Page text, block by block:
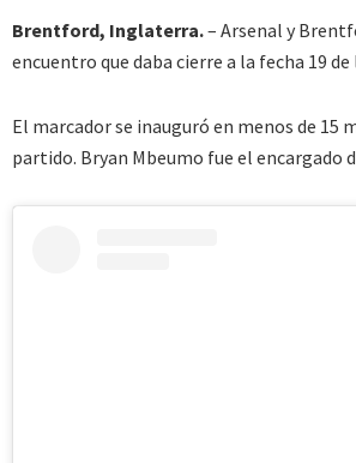
Brentford, Inglaterra.– Arsenal y
encuentro que daba cierre a la fecha 19
El marcador se inauguró en menos de
partido. Bryan Mbeumo fue el encargado